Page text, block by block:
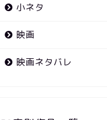
小ネタ
映画
映画ネタバレ